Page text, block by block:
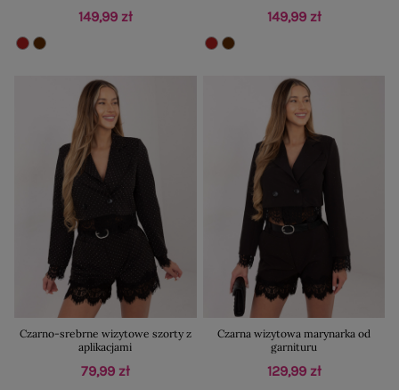
149,99 zł 149,99 zł
Czarno-srebrne wizytowe szorty z
aplikacjami
79,99 zł
Czarna wizytowa marynarka od
garnituru
129,99 zł